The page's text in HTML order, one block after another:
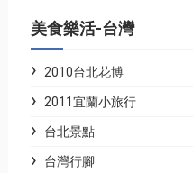
美食樂活-台灣
2010台北花博
2011宜蘭小旅行
台北景點
台灣行腳